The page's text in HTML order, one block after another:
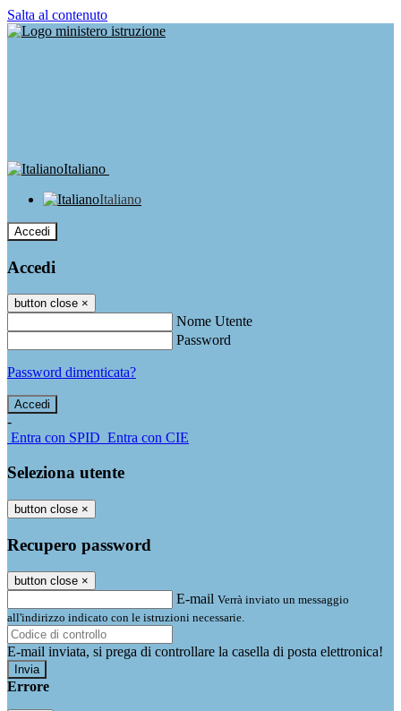
Salta al contenuto
Italiano
Italiano
Accedi
Accedi
button close ×
Nome Utente
Password
Password dimenticata?
-
Entra con SPID Entra con CIE
Seleziona utente
button close ×
Recupero password
button close ×
E-mail Verrà inviato un messaggio
all'indirizzo indicato con le istruzioni necessarie.
E-mail inviata, si prega di controllare la casella di posta elettronica!
Errore